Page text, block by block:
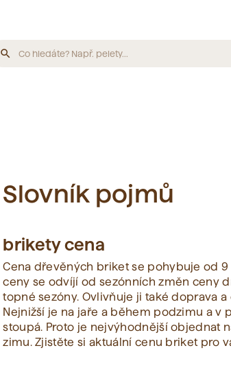
search
Slovník pojmů
Nebyly nalezeny žádné pojmy.
Zobrazit vše
Slovník pojmů
brikety cena
Cena dřevěných briket se pohybuje od 9
ceny se odvíjí od sezónních změn ceny
topné sezóny. Ovlivňuje ji také doprava
Nejnižší je na jaře a během podzimu a v
stoupá. Proto je nejvýhodnější objednat
zimu. Zjistěte si aktuální cenu briket pro